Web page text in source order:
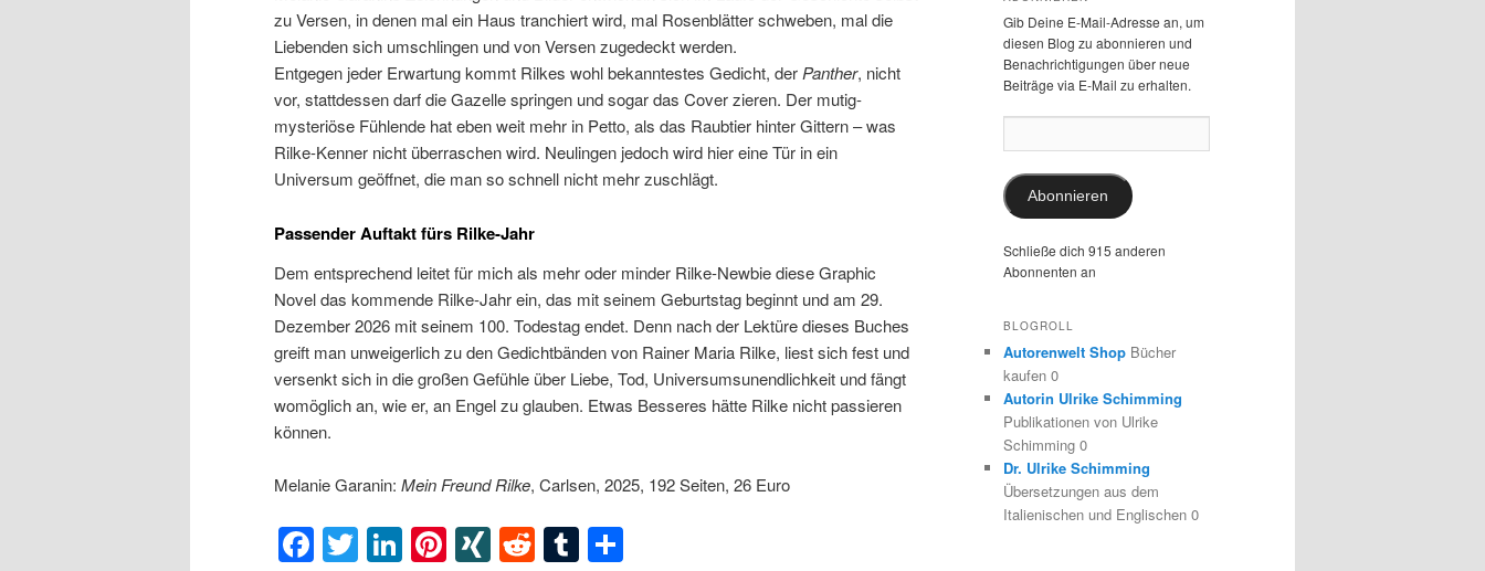
zu Versen, in denen mal ein Haus tranchiert wird, mal Rosenblätter schweben, mal die
Liebenden sich umschlingen und von Versen zugedeckt werden.
Entgegen jeder Erwartung kommt Rilkes wohl bekanntestes Gedicht, derPanther, nicht
vor, stattdessen darf die Gazelle springen und sogar das Cover zieren. Der mutig-
mysteriöse Fühlende hat eben weit mehr in Petto, als das Raubtier hinter Gittern – was
Rilke-Kenner nicht überraschen wird. Neulingen jedoch wird hier eine Tür in ein
Universum geöffnet, die man so schnell nicht mehr zuschlägt.
Passender Auftakt fürs Rilke-Jahr
Dem entsprechend leitet für mich als mehr oder minder Rilke-Newbie diese Graphic
Novel das kommende Rilke-Jahr ein, das mit seinem Geburtstag beginnt und am 29.
Dezember 2026 mit seinem 100. Todestag endet. Denn nach der Lektüre dieses Buches
greift man unweigerlich zu den Gedichtbänden von Rainer Maria Rilke, liest sich fest und
versenkt sich in die großen Gefühle über Liebe, Tod, Universumsunendlichkeit und fängt
womöglich an, wie er, an Engel zu glauben. Etwas Besseres hätte Rilke nicht passieren
können.
Melanie Garanin: Mein Freund Rilke, Carlsen, 2025, 192 Seiten, 26 Euro
Facebook
Twitter
LinkedIn
Pinterest
XINGRedditTumblr
Gib Deine E-Mail-Adresse an, um
diesen Blog zu abonnieren und
Benachrichtigungen über neue
Beiträge via E-Mail zu erhalten.
Mail-
Abonnieren
Schließe dich 915 anderen
Abonnenten an
BLOGROLL
Autorenwelt Shop Bücher
kaufen 0
Autorin Ulrike Schimming
Publikationen von Ulrike
Schimming 0
Dr. Ulrike Schimming
Übersetzungen aus dem
Italienischen und Englischen 0